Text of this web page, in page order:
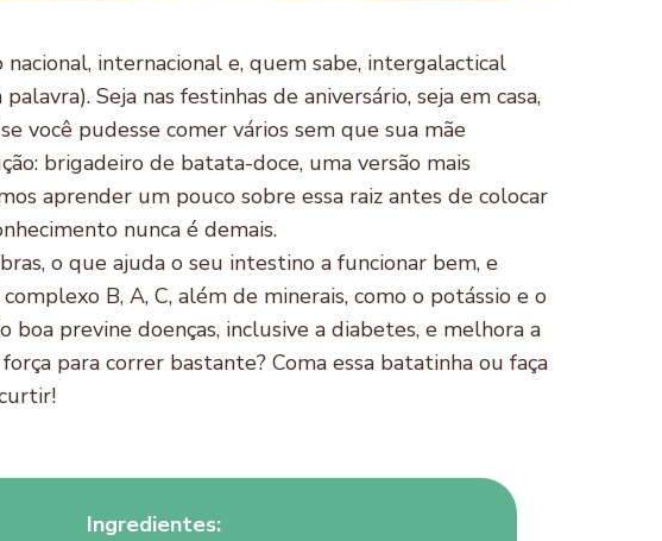
internacional e, quem sabe, intergalactical
Seja nas festinhas de aniversário, seja em casa,
você pudesse comer vários sem que sua mãe
brigadeiro de batata-doce, uma versão mais
aprender um pouco sobre essa raiz antes de colocar
nunca é demais.
o que ajuda o seu intestino a funcionar bem, e
B, A, C, além de minerais, como o potássio e o
boa previne doenças, inclusive a diabetes, e melhora a
para correr bastante? Coma essa batatinha ou faça
Ingredientes: